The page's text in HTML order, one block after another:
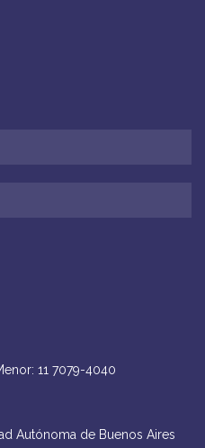
11 7079-4040
Autónoma de Buenos Aires